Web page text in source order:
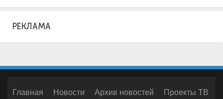
РЕКЛАМА
Главная Новости Архив новостей
Проекты ТВ